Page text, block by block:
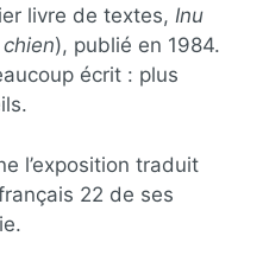
livre de textes, Inu
), publié en 1984.
écrit : plus
l’exposition traduit
22 de ses